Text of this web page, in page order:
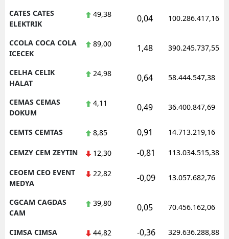
CATES CATES
ELEKTRIK
49,38 0,04 100.286.417,16
CCOLA COCA COLA
ICECEK
89,00 1,48 390.245.737,55
CELHA CELIK
HALAT
24,98 0,64 58.444.547,38
CEMAS CEMAS
DOKUM
4,11 0,49 36.400.847,69
CEMTS CEMTAS 8,85 0,91 14.713.219,16
CEMZY CEM ZEYTIN 12,30 -0,81 113.034.515,38
CEOEM CEO EVENT
MEDYA
22,82 -0,09 13.057.682,76
CGCAM CAGDAS
CAM
39,80 0,05 70.456.162,06
CIMSA CIMSA 44,82 -0,36 329.636.288,88